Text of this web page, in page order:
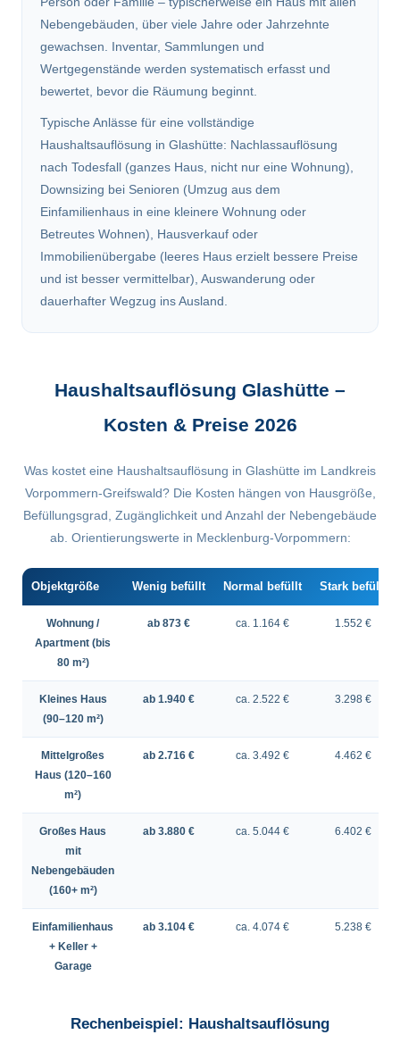
Nebengebäuden, über viele Jahre oder Jahrzehnte
gewachsen. Inventar, Sammlungen und
Wertgegenstände werden systematisch erfasst und
bewertet, bevor die Räumung beginnt.
Typische Anlässe für eine vollständige
Haushaltsauflösung in Glashütte: Nachlassauflösung
nach Todesfall (ganzes Haus, nicht nur eine Wohnung),
Downsizing bei Senioren (Umzug aus dem
Einfamilienhaus in eine kleinere Wohnung oder
Betreutes Wohnen), Hausverkauf oder
Immobilienübergabe (leeres Haus erzielt bessere Preise
und ist besser vermittelbar), Auswanderung oder
dauerhafter Wegzug ins Ausland.
Haushaltsauflösung Glashütte –
Kosten & Preise 2026
Was kostet eine Haushaltsauflösung in Glashütte im Landkreis
Vorpommern-Greifswald? Die Kosten hängen von Hausgröße,
Befüllungsgrad, Zugänglichkeit und Anzahl der Nebengebäude
ab. Orientierungswerte in Mecklenburg-Vorpommern:
Objektgröße Wenig befüllt Normal befüllt Stark befüllt
Wohnung /
Apartment (bis
80 m²)
ab 873 € ca. 1.164 € 1.552 €
Kleines Haus
(90–120 m²)
ab 1.940 € ca. 2.522 € 3.298 €
Mittelgroßes
Haus (120–160
m²)
ab 2.716 € ca. 3.492 € 4.462 €
Großes Haus
mit
Nebengebäuden
(160+ m²)
ab 3.880 € ca. 5.044 € 6.402 €
Einfamilienhaus
+ Keller +
Garage
ab 3.104 € ca. 4.074 € 5.238 €
Rechenbeispiel: Haushaltsauflösung